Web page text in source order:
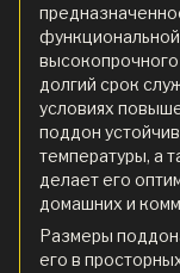
долгий срок
условиях
поддон
температуры, а
делает его
домашних и
Размеры
его в